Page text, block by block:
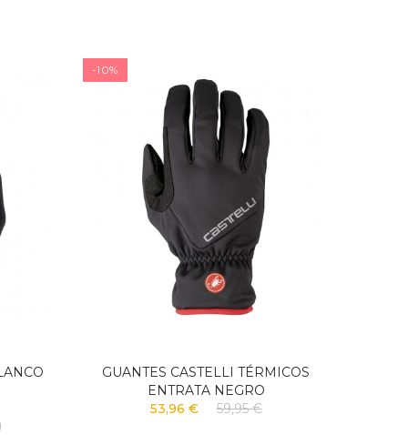
-10%
GUANTES CASTELLI TÉRMICOS
ENTRATA NEGRO
53,96 €
59,95 €